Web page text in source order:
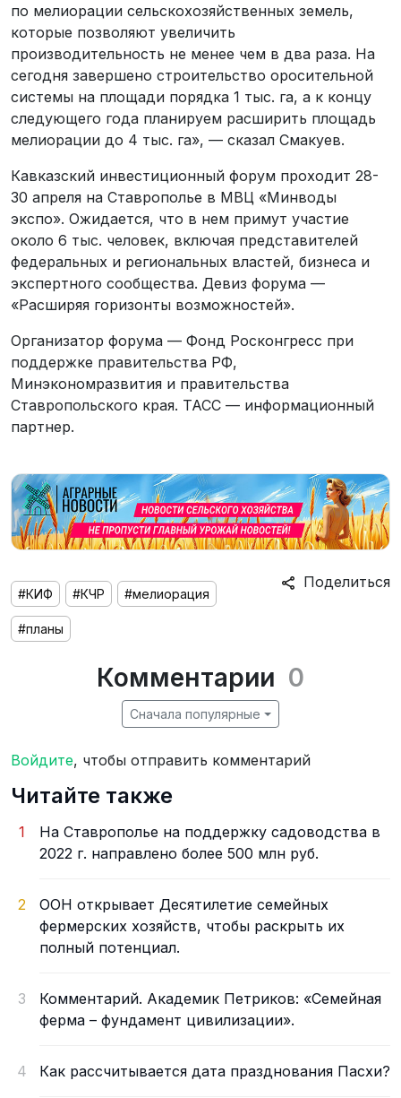
по мелиорации сельскохозяйственных земель,
которые позволяют увеличить
производительность не менее чем в два раза. На
сегодня завершено строительство оросительной
системы на площади порядка 1 тыс. га, а к концу
следующего года планируем расширить площадь
мелиорации до 4 тыс. га», — сказал Смакуев.
Кавказский инвестиционный форум проходит 28-
30 апреля на Ставрополье в МВЦ «Минводы
экспо». Ожидается, что в нем примут участие
около 6 тыс. человек, включая представителей
федеральных и региональных властей, бизнеса и
экспертного сообщества. Девиз форума —
«Расширяя горизонты возможностей».
Организатор форума — Фонд Росконгресс при
поддержке правительства РФ,
Минэкономразвития и правительства
Ставропольского края. ТАСС — информационный
партнер.
Поделиться
#КИФ #КЧР #мелиорация
#планы
Комментарии 0
Сначала популярные
Войдите, чтобы отправить комментарий
Читайте также
1
На Ставрополье на поддержку садоводства в
2022 г. направлено более 500 млн руб.
2
ООН открывает Десятилетие семейных
фермерских хозяйств, чтобы раскрыть их
полный потенциал.
3
Комментарий. Академик Петриков: «Семейная
ферма – фундамент цивилизации».
4 Как рассчитывается дата празднования Пасхи?